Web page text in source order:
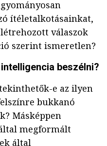
ítéletalkotásainkat,
válaszok
szerint ismeretlen?
beszélni?
e az ilyen
bukkanó
Másképpen
megformált
által